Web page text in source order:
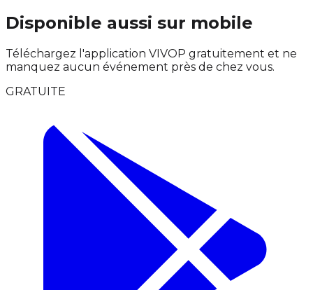
Disponible aussi sur mobile
Téléchargez l'application VIVOP gratuitement et ne
manquez aucun événement près de chez vous.
GRATUITE